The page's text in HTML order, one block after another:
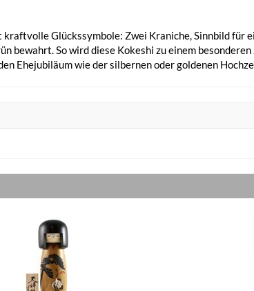
Glückssymbole: Zwei Kraniche, Sinnbild für
bewahrt. So wird diese Kokeshi zu einem
Ehejubiläum wie der silbernen oder goldenen